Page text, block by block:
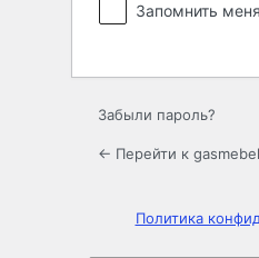
Запомнить меня
Забыли пароль?
← Перейти к
Политика